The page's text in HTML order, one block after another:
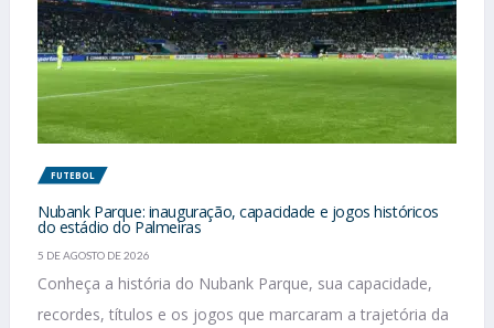
FUTEBOL
Nubank Parque: inauguração, capacidade e jogos históricos
do estádio do Palmeiras
5 DE AGOSTO DE 2026
Conheça a história do Nubank Parque, sua capacidade,
recordes, títulos e os jogos que marcaram a trajetória da